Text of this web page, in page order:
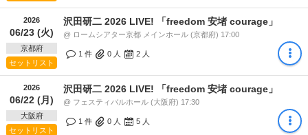
2026
06/23 (火)
京都府
セットリスト
沢田研二 2026 LIVE! 「freedom 安堵 courage」
@ ロームシアター京都 メインホール (京都府) 17:00
1 件 0 人 2 人
2026
06/22 (月)
大阪府
セットリスト
沢田研二 2026 LIVE! 「freedom 安堵 courage」
@ フェスティバルホール (大阪府) 17:30
1 件 0 人 5 人